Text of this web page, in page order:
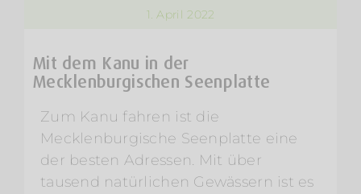
1. April 2022
Mit dem Kanu in der
Mecklenburgischen Seenplatte
Zum Kanu fahren ist die
Mecklenburgische Seenplatte eine
der besten Adressen. Mit über
tausend natürlichen Gewässern ist es